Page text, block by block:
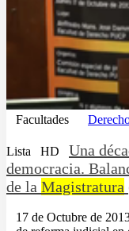
Facultades
Lista HD
Una
democracia.
de la Magistratura
17 de Octubre de